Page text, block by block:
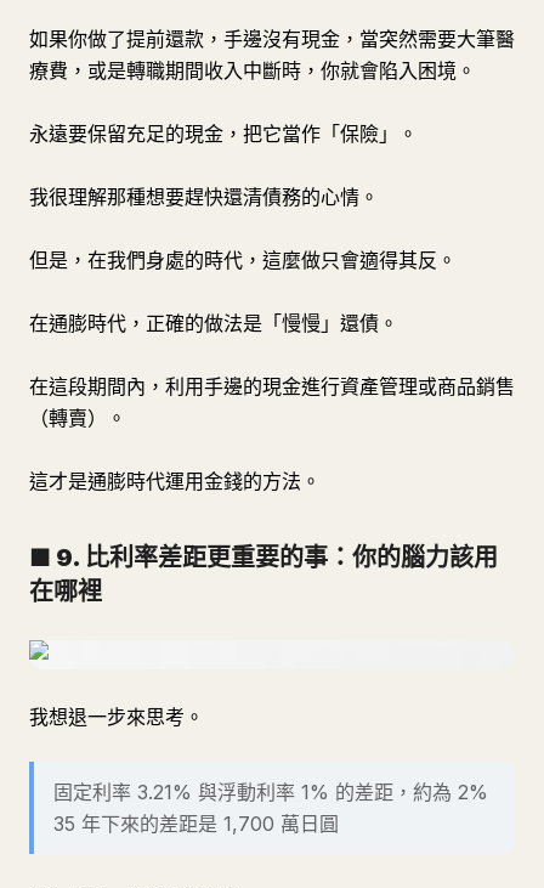
如果你做了提前還款，手邊沒有現金，當突然需要大筆醫
療費，或是轉職期間收入中斷時，你就會陷入困境。
永遠要保留充足的現金，把它當作「保險」。
我很理解那種想要趕快還清債務的心情。
但是，在我們身處的時代，這麼做只會適得其反。
在通膨時代，正確的做法是「慢慢」還債。
在這段期間內，利用手邊的現金進行資產管理或商品銷售
（轉賣）。
這才是通膨時代運用金錢的方法。
■ 9. 比利率差距更重要的事：你的腦力該用
在哪裡
我想退一步來思考。
固定利率 3.21% 與浮動利率 1% 的差距，約為 2%
35 年下來的差距是 1,700 萬日圓